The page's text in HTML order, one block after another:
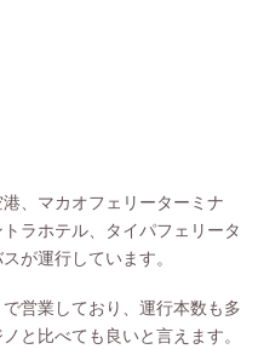
、マカオフェリーターミナ
ラホテル、タイパフェリータ
が運行しています。
営業しており、運行本数も多
と比べても良いと言えます。